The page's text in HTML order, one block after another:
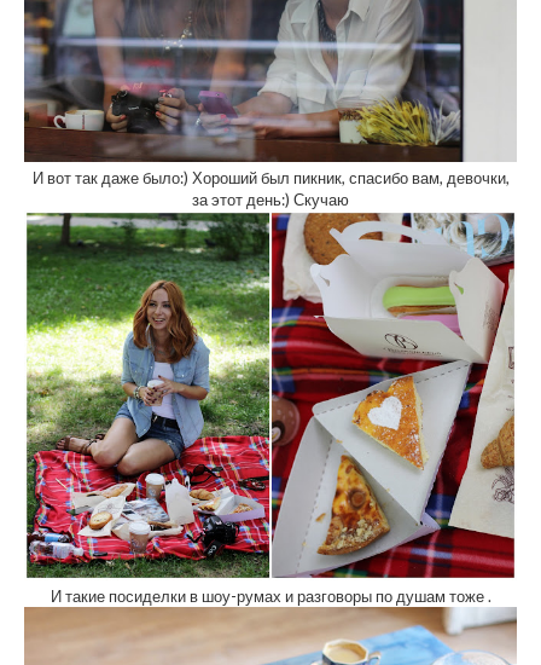
И вот так даже было:) Хороший был пикник, спасибо вам, девочки,
за этот день:) Скучаю
И такие посиделки в шоу-румах и разговоры по душам тоже .